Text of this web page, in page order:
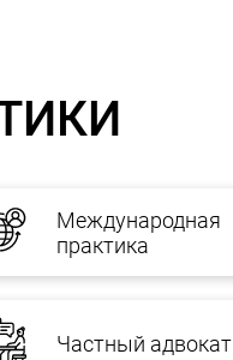
Международная
практика
Частный адвокат